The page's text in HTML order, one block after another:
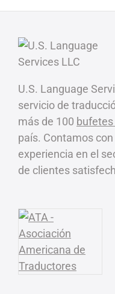
U.S. Language
servicio de
más de 100
país. Contamos
experiencia en el
de clientes